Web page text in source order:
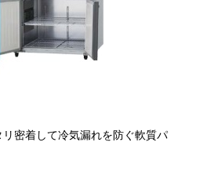
密着して冷気漏れを防ぐ軟質パ